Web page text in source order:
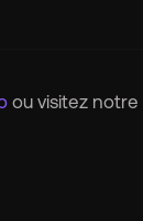
ou visitez notre